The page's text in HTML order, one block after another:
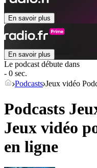
En savoir plus
En savoir plus
Le podcast débute dans
- 0 sec.
Podcasts Jeux vidéo
Podcasts
Jeux vidéo
en ligne